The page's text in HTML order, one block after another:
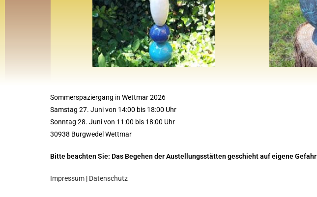
Sommerspaziergang in Wettmar 2026
Samstag 27. Juni von 14:00 bis 18:00 Uhr
Sonntag 28. Juni von 11:00 bis 18:00 Uhr
30938 Burgwedel Wettmar
Bitte beachten Sie: Das Begehen der Austellungsstätten geschieht auf eigene Gefahr
Impressum | Datenschutz